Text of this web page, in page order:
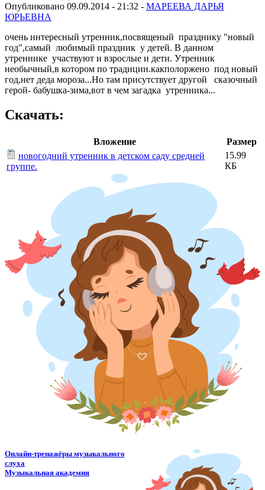
Опубликовано 09.09.2014 - 21:32 - МАРЕЕВА ДАРЬЯ
ЮРЬЕВНА
очень интересный утренник,посвященый празднику "новый
год",самый любимый праздник у детей. В данном
утреннике участвуют и взрослые и дети. Утренник
необычный,в котором по традиции.какполоржено под новый
год,нет деда мороза...Но там присутствует другой сказочный
герой- бабушка-зима,вот в чем загадка утренника...
Скачать:
Вложение
Размер
новогодний утренник в детском саду средней
группе.
15.99
КБ
Онлайн-тренажёры музыкального
слуха
Музыкальная академия